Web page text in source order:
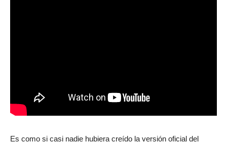
Es como si casi nadie hubiera creído la versión oficial del